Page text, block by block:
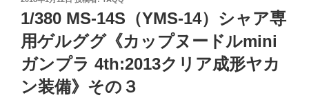
稿
日:
1/380 MS-14S（YMS-14）シャア専
用ゲルググ《カップヌードルmini
ガンプラ 4th:2013クリア成形ヤカ
ン装備》その３